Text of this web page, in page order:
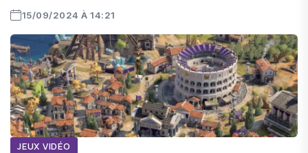
15/09/2024 À 14:21
JEUX VIDÉO